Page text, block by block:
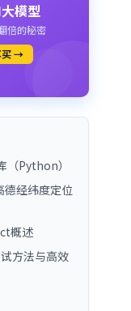
模型
倍的秘密
买 →
（Python）
德经纬度定位
概述
方法与高效